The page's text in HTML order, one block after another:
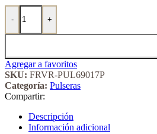
-
Pulsera de Acero Blanco Forever
+
Agregar a favoritos
SKU: FRVR-PUL69017P
Categoría: Pulseras
Compartir:
Descripción
Información adicional